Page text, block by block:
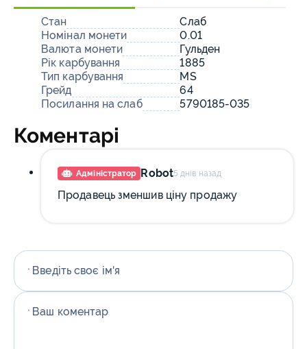
Стан
Слаб
Номінал монети
0.01
Валюта монети
Гульден
Рік карбування
1885
Тип карбування
MS
Грейд
64
Посилання на слаб
5790185-035
Коментарі
Адміністратор Robot5 днів назад
Продавець зменшив ціну продажу
* Введіть своє ім'я
* Ваш коментар